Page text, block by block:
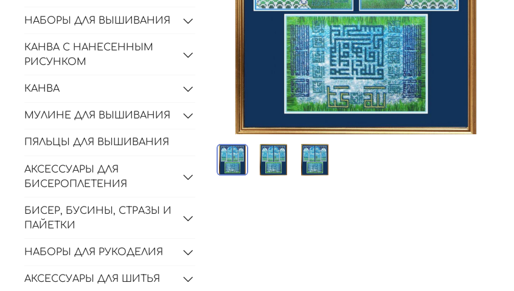
НАБОРЫ ДЛЯ ВЫШИВАНИЯ
КАНВА С НАНЕСЕННЫМ
РИСУНКОМ
КАНВА
МУЛИНЕ ДЛЯ ВЫШИВАНИЯ
ПЯЛЬЦЫ ДЛЯ ВЫШИВАНИЯ
АКСЕССУАРЫ ДЛЯ
БИСЕРОПЛЕТЕНИЯ
БИСЕР, БУСИНЫ, СТРАЗЫ И
ПАЙЕТКИ
НАБОРЫ ДЛЯ РУКОДЕЛИЯ
АКСЕССУАРЫ ДЛЯ ШИТЬЯ